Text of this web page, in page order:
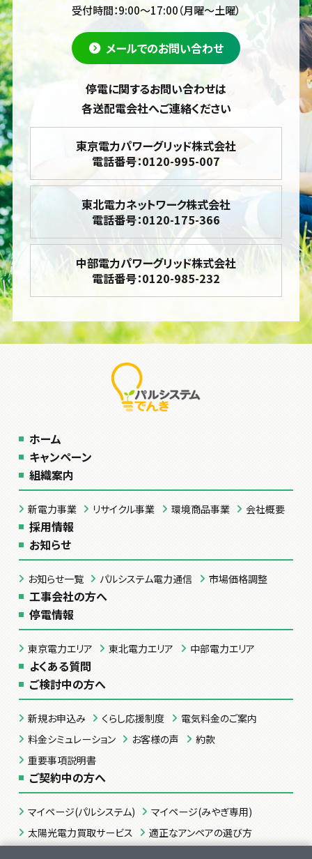
受付時間：9:00～17:00（月曜～土曜）
メールでのお問い合わせ
停電に関するお問い合わせは
各送配電会社へご連絡ください
東京電力パワーグリッド株式会社
電話番号：0120-995-007
東北電力ネットワーク株式会社
電話番号：0120-175-366
中部電力パワーグリッド株式会社
電話番号：0120-985-232
ホーム
キャンペーン
組織案内
新電力事業 リサイクル事業 環境商品事業 会社概要
採用情報
お知らせ
お知らせ一覧 パルシステム電力通信 市場価格調整
工事会社の方へ
停電情報
東京電力エリア 東北電力エリア 中部電力エリア
よくある質問
ご検討中の方へ
新規お申込み くらし応援制度
電気料金のご案内
料金シミュレーション
お客様の声
約款
重要事項説明書
ご契約中の方へ
マイページ(パルシステム)
マイページ(みやぎ専用)
太陽光電力買取サービス
適正なアンペアの選び方